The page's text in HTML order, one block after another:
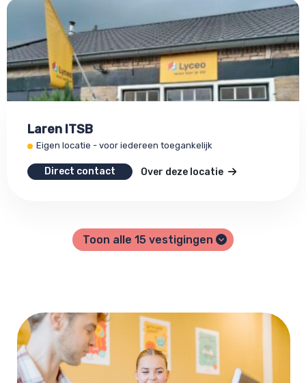
Laren ITSB
Eigen locatie - voor iedereen toegankelijk
Direct contact Over deze locatie
Toon alle 15 vestigingen